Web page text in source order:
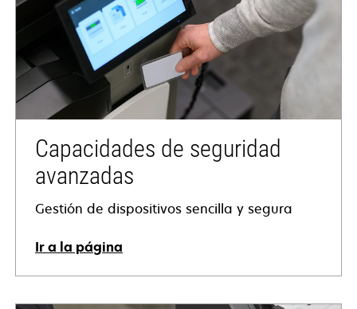
Capacidades de seguridad
avanzadas
Gestión de dispositivos sencilla y segura
Ir a la página